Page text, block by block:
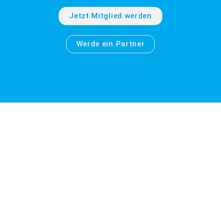
Jetzt Mitglied werden
Werde ein Partner